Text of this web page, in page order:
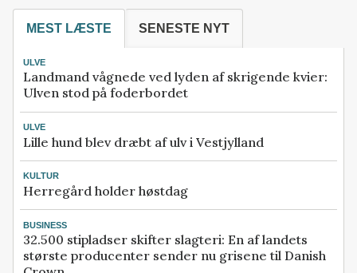
MEST LÆSTE SENESTE NYT
ULVE
Landmand vågnede ved lyden af skrigende kvier:
Ulven stod på foderbordet
ULVE
Lille hund blev dræbt af ulv i Vestjylland
KULTUR
Herregård holder høstdag
BUSINESS
32.500 stipladser skifter slagteri: En af landets
største producenter sender nu grisene til Danish